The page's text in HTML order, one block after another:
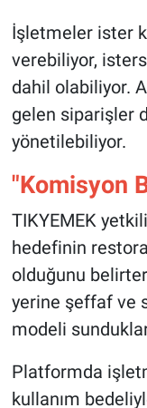
İşletmeler ister
verebiliyor,
dahil olabiliyor.
gelen siparişler
yönetilebiliyor.
"Komisyon
TIKYEMEK
hedefinin
olduğunu
yerine şeffaf ve
modeli
Platformda
kullanım